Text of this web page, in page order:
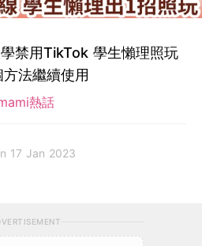
學禁用TikTok 學生懶理照玩
方法繼續使用
熱話
17 Jan 2023